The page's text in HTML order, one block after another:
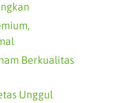
Berkualitas
Unggul